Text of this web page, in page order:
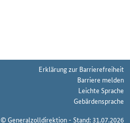
Erklärung zur Barrierefreiheit
Barriere melden
Leichte Sprache
Gebärdensprache
© Generalzolldirektion - Stand: 31.07.2026